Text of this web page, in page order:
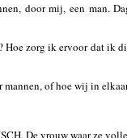
door mij, een man.
Hoe zorg ik ervoor dat ik
mannen, of hoe wij in
De vrouw waar ze